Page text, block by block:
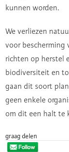
kunnen worden.
We verliezen
voor bescherming
richten op herstel
biodiversiteit en
gaan dit soort
geen enkele
om dit een halt te
graag delen